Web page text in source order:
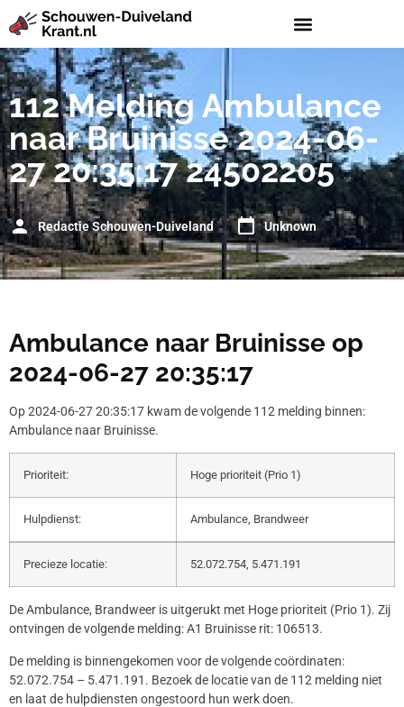
112 Melding Ambulance
naar Bruinisse 2024-06-
27 20:35:17 24502205
Redactie Schouwen-Duiveland Unknown
Ambulance naar Bruinisse op
2024-06-27 20:35:17
Op 2024-06-27 20:35:17 kwam de volgende 112 melding binnen:
Ambulance naar Bruinisse.
Prioriteit: Hoge prioriteit (Prio 1)
Hulpdienst: Ambulance, Brandweer
Precieze locatie: 52.072.754, 5.471.191
De Ambulance, Brandweer is uitgerukt met Hoge prioriteit (Prio 1). Zij
ontvingen de volgende melding: A1 Bruinisse rit: 106513.
De melding is binnengekomen voor de volgende coördinaten:
52.072.754 – 5.471.191. Bezoek de locatie van de 112 melding niet
en laat de hulpdiensten ongestoord hun werk doen.